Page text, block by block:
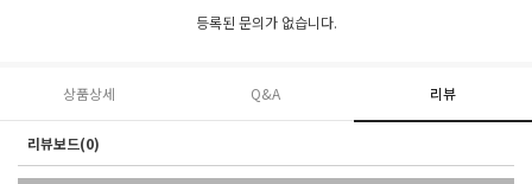
등록된 문의가 없습니다.
상품상세 Q&A 리뷰
리뷰보드(0)